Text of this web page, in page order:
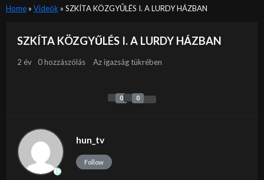
Home» Videók » SZKÍTA KÖZGYŰLÉS I. A LURDY HÁZBAN
SZKÍTA KÖZGYŰLÉS I. A LURDY HÁZBAN
2 év 0 hozzászólás Az igazság tükrében
0 0
hun_tv
Follow